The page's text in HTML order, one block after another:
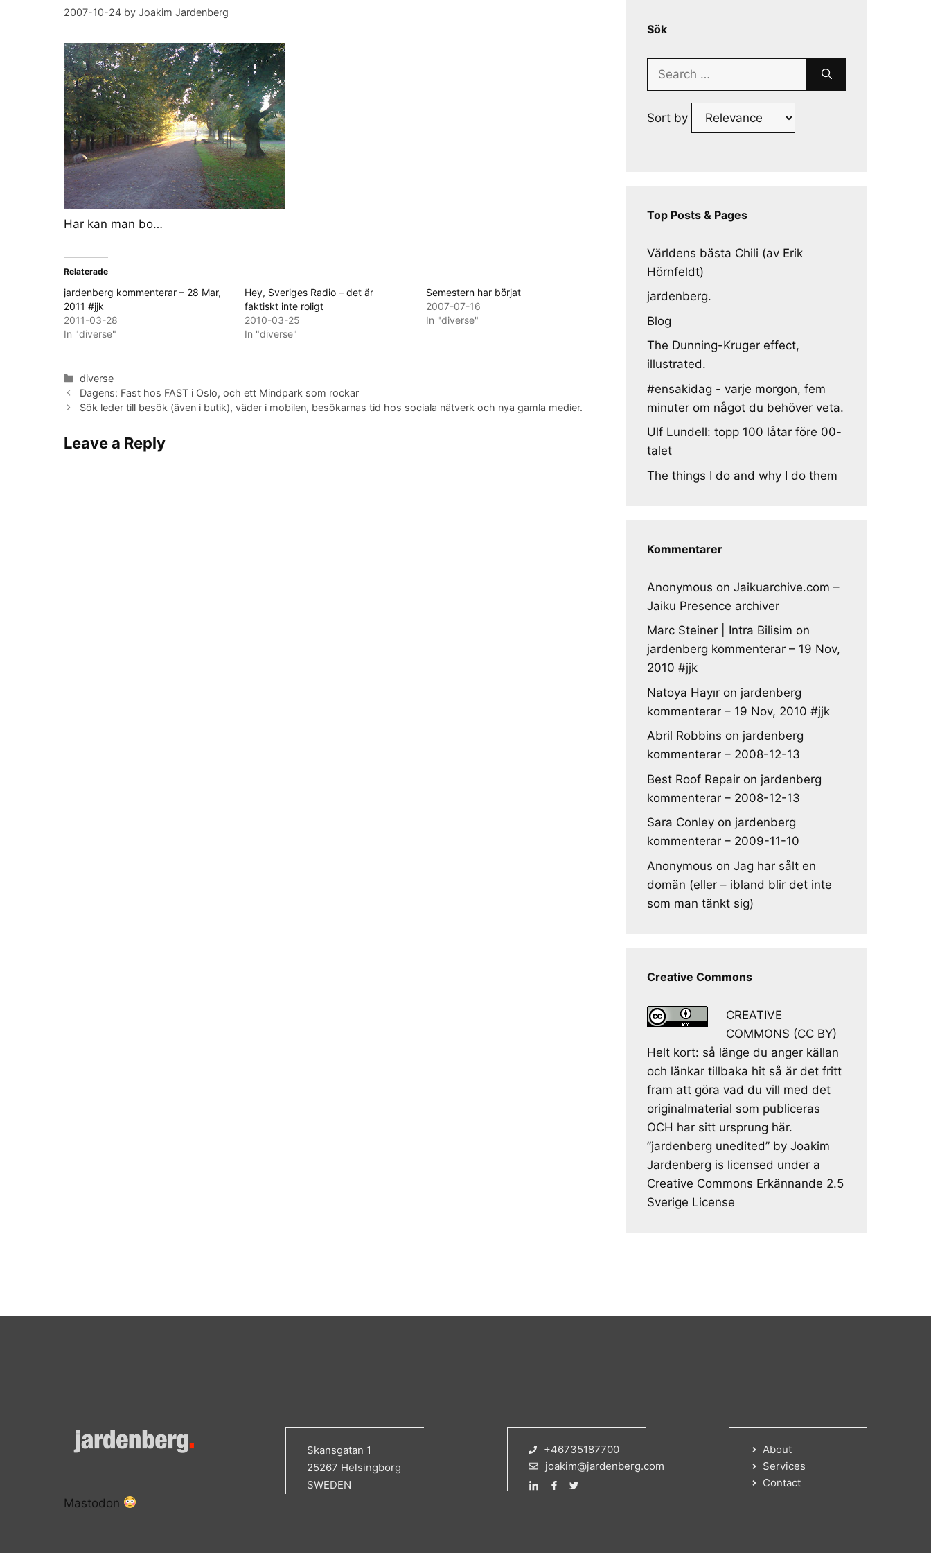
2007-10-24 by Joakim Jardenberg
Har kan man bo…
Relaterade
jardenberg kommenterar – 28 Mar,
2011 #jjk
2011-03-28
In "diverse"
Hey, Sveriges Radio – det är
faktiskt inte roligt
2010-03-25
In "diverse"
Semestern har börjat
2007-07-16
In "diverse"
Categories
diverse
Dagens: Fast hos FAST i Oslo, och ett Mindpark som rockar
Sök leder till besök (även i butik), väder i mobilen, besökarnas tid hos sociala nätverk och nya gamla medier.
Leave a Reply
Sök
Search
Sort by
Top Posts & Pages
Världens bästa Chili (av Erik
Hörnfeldt)
jardenberg.
Blog
The Dunning-Kruger effect,
illustrated.
#ensakidag - varje morgon, fem
minuter om något du behöver veta.
Ulf Lundell: topp 100 låtar före 00-
talet
The things I do and why I do them
Kommentarer
Anonymous on Jaikuarchive.com –
Jaiku Presence archiver
Marc Steiner | Intra Bilisim on
jardenberg kommenterar – 19 Nov,
2010 #jjk
Natoya Hayır on jardenberg
kommenterar – 19 Nov, 2010 #jjk
Abril Robbins on jardenberg
kommenterar – 2008-12-13
Best Roof Repair on jardenberg
kommenterar – 2008-12-13
Sara Conley on jardenberg
kommenterar – 2009-11-10
Anonymous on Jag har sålt en
domän (eller – ibland blir det inte
som man tänkt sig)
Creative Commons
CREATIVE
COMMONS (CC BY)
Helt kort: så länge du anger källan
och länkar tillbaka hit så är det fritt
fram att göra vad du vill med det
originalmaterial som publiceras
OCH har sitt ursprung här.
”jardenberg unedited” by Joakim
Jardenberg is licensed under a
Creative Commons Erkännande 2.5
Sverige License
Skansgatan 1
25267 Helsingborg
SWEDEN
+46735187700
joakim@jardenberg.com
About
Services
Contact
Mastodon